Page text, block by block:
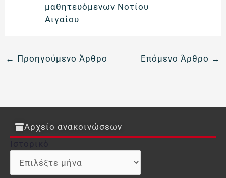
μαθητευόμενων Νοτίου
Αιγαίου
← Προηγούμενο Άρθρο Επόμενο Άρθρο →
Αρχείο ανακοινώσεων